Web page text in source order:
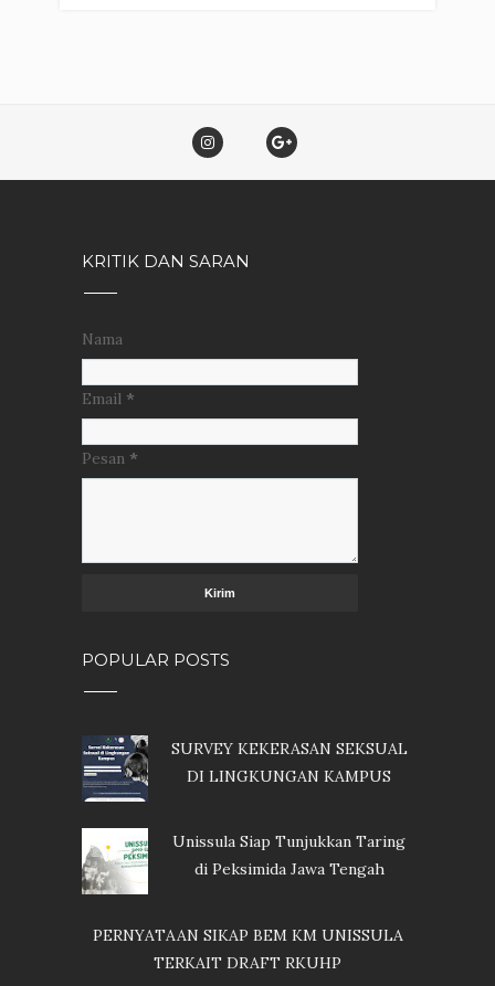
KRITIK DAN SARAN
Nama
Email *
Pesan *
POPULAR POSTS
SURVEY KEKERASAN SEKSUAL
DI LINGKUNGAN KAMPUS
Unissula Siap Tunjukkan Taring
di Peksimida Jawa Tengah
PERNYATAAN SIKAP BEM KM UNISSULA
TERKAIT DRAFT RKUHP